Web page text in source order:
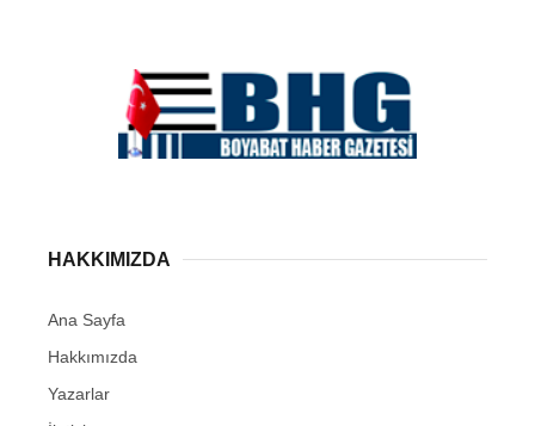
HAKKIMIZDA
Ana Sayfa
Hakkımızda
Yazarlar